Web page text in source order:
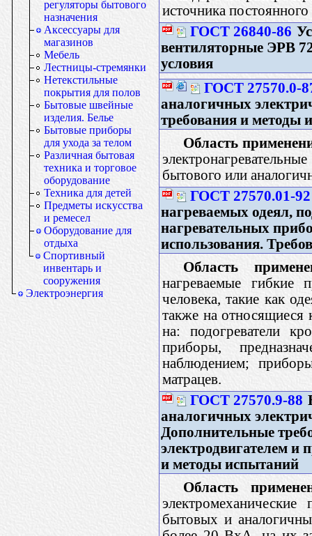
регуляторы бытового
назначения
Аксессуары для
магазинов
Мебель
Лестницы-стремянки
Нетекстильные
покрытия для полов
Бытовые швейные
изделия. Белье
Бытовые приборы
для ухода за телом
Различная бытовая
техника и торговое
оборудование
Техника для детей
Предметы искусства
и ремесел
Оборудование для
отдыха
Спортивный
инвентарь и
сооружения
Электроэнергия
источника
ГОСТ 26840-86
вентиляторные ЭРВ
условия
ГОСТ 27570.0-
аналогичных
требования и методы
Область
бытового или
ГОСТ 27570.01-92
нагреваемых одеял,
нагревательных
использования.
Область
нагреваемые гибкие
человека, такие как
также на относящиеся
на: подогреватели
приборы,
наблюдением;
матрацев.
ГОСТ 27570.9-88
аналогичных
Дополнительные
электродвигателем и
и методы испытаний
Область
бытовых и